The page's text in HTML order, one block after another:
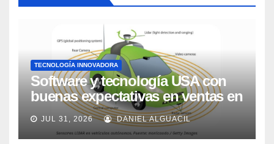
TECNOLOGÍA INNOVADORA
Software y tecnología USA con
buenas expectativas en ventas en
los próximos 2 años, según
Market Watch
JUL 31, 2026 DANIEL ALGUACIL